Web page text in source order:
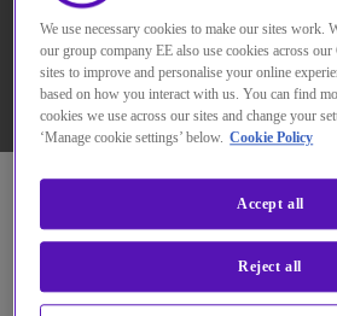
Unsere
Experience-
Großbritannien
We use necessary cookies to make our sites work.
our group company EE also use cookies across
sites to improve and personalise your online
based on how you interact with us. You can find
cookies we use across our sites and change your
‘Manage cookie settings’ below. Cookie Policy
Reject all
Accept all